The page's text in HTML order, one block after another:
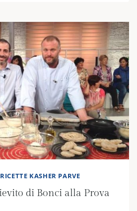
RICETTE KASHER PARVE
di Bonci alla Prova